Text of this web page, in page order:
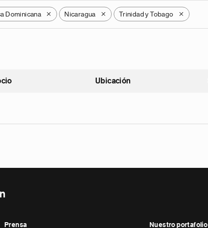
Dominicana X Nicaragua X Trinidad y Tobago X
ascendente
Ubicación
Prensa Nuestro portafolio